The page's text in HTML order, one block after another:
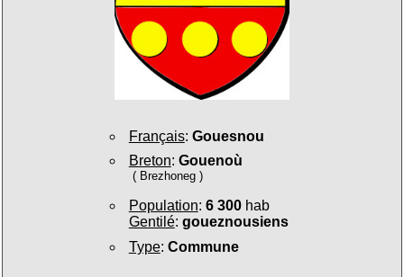
Français: Gouesnou
Breton: Gouenoù
( Brezhoneg )
Population: 6 300hab
Gentilé: goueznousiens
Type: Commune